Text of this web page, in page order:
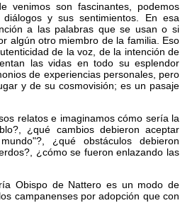
venimos son fascinantes, podemos
y sus sentimientos. En esa
a las palabras que se usan o si
algún otro miembro de la familia. Eso
de la voz, de la intención de
las vidas en todo su esplendor
de experiencias personales, pero
y de su cosmovisión; es un pasaje
relatos e imaginamos cómo sería la
¿qué cambios debieron aceptar
¿qué obstáculos debieron
¿cómo se fueron enlazando las
Obispo de Nattero es un modo de
campanenses por adopción que con